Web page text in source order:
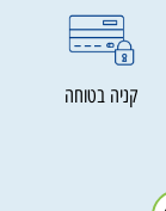
קניה בטוחה